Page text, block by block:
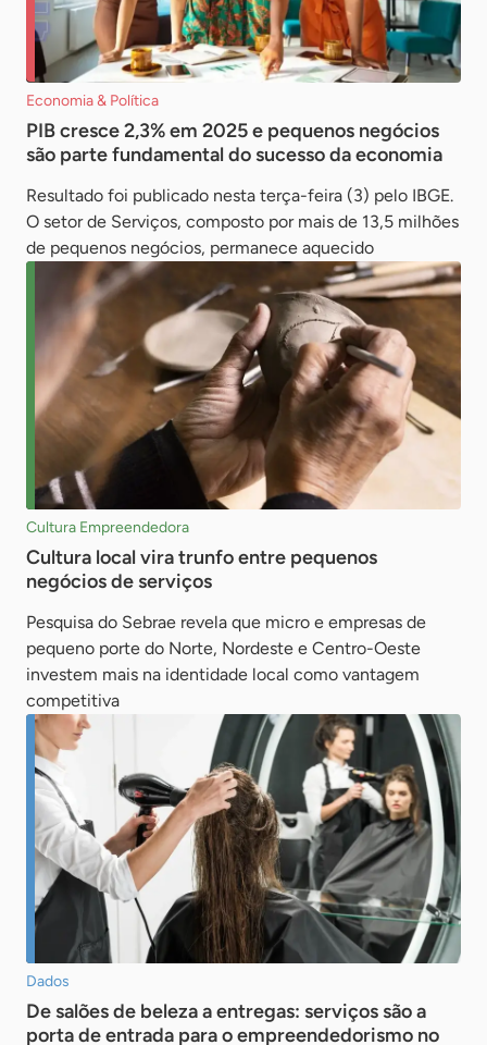
Economia & Política
PIB cresce 2,3% em 2025 e pequenos negócios
são parte fundamental do sucesso da economia
Resultado foi publicado nesta terça-feira (3) pelo IBGE.
O setor de Serviços, composto por mais de 13,5 milhões
de pequenos negócios, permanece aquecido
Cultura Empreendedora
Cultura local vira trunfo entre pequenos
negócios de serviços
Pesquisa do Sebrae revela que micro e empresas de
pequeno porte do Norte, Nordeste e Centro-Oeste
investem mais na identidade local como vantagem
competitiva
Dados
De salões de beleza a entregas: serviços são a
porta de entrada para o empreendedorismo no